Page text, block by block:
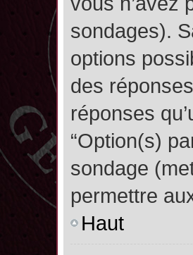
sondages).
options
des
réponses
“Option(s)
sondage
permettre
Haut